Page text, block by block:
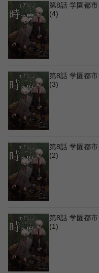
第8話 学園都
(4)
第8話 学園都
(3)
第8話 学園都
(2)
第8話 学園都
(1)